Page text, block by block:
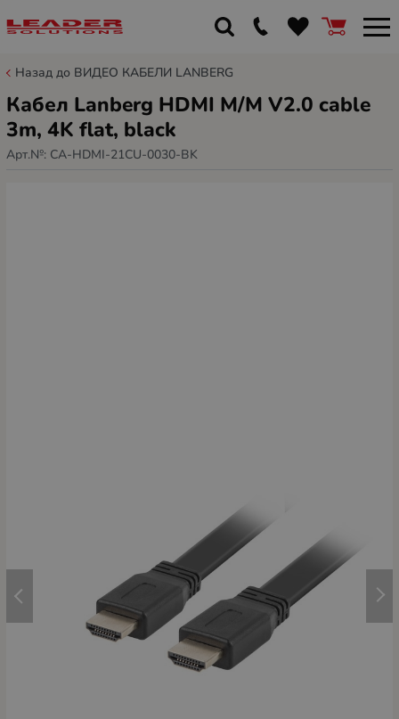
Назад до ВИДЕО КАБЕЛИ LANBERG
Кабел Lanberg HDMI M/M V2.0 cable
3m, 4K flat, black
Арт.№: CA-HDMI-21CU-0030-BK